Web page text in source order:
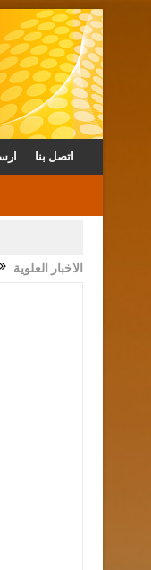
اتصل بنا
الاخبار العلوية